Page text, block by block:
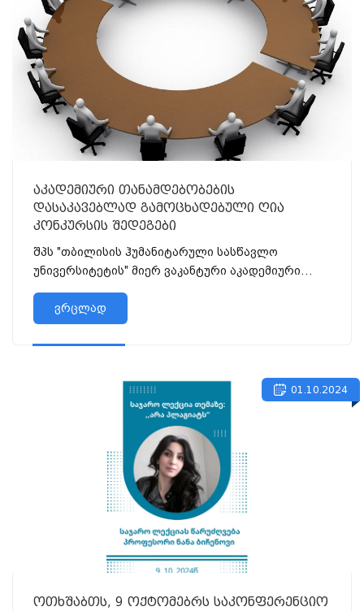
აკადემიური თანამდებობების
დასაკავებლად გამოცხადებული ღია
კონკურსის შედეგები
შპს "თბილისის ჰუმანიტარული სასწავლო
უნივერსიტეტის" მიერ ვაკანტური აკადემიური
თანამდებობის დასაკავებლად გამოცხადებული
ღია...ვრცლად
01.10.2024
ოთხშაბთს, 9 ოქტომებრს საკონფერენციო